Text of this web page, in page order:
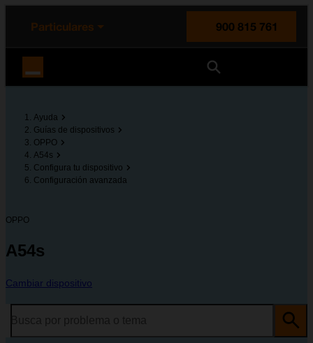
principal
la página
Particulares
900 815 761
Ayuda
Guías de dispositivos
OPPO
A54s
Configura tu dispositivo
Configuración avanzada
OPPO
A54s
Cambiar dispositivo